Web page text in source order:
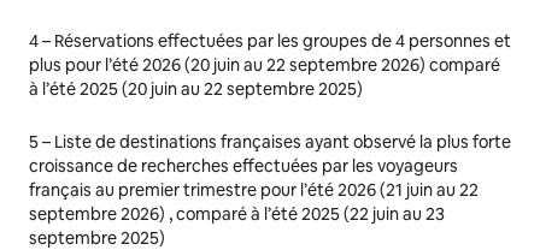
4 – Réservations effectuées par les groupes de 4 personnes et
plus pour l’été 2026 (20 juin au 22 septembre 2026) comparé
à l’été 2025 (20 juin au 22 septembre 2025)
5 – Liste de destinations françaises ayant observé la plus forte
croissance de recherches effectuées par les voyageurs
français au premier trimestre pour l’été 2026 (21 juin au 22
septembre 2026) , comparé à l’été 2025 (22 juin au 23
septembre 2025)